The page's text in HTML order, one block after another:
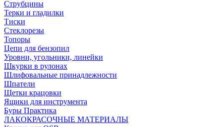
Струбцины
Терки и гладилки
Тиски
Стеклорезы
Топоры
Цепи для бензопил
Уровни, угольники, линейки
Шкурки в рулонах
Шлифовальные принадлежности
Шпатели
Щетки крацовки
Ящики для инструмента
Буры Практика
ЛАКОКРАСОЧНЫЕ МАТЕРИАЛЫ